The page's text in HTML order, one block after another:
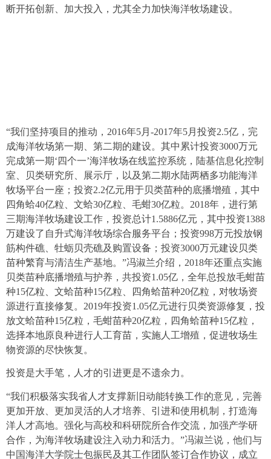
断开拓创新、加大投入，尤其全力加快海洋牧场建设。
“我们坚持项目的推动，2016年5月-2017年5月投资2.5亿，完
成海洋牧场第一期、第二期的建设。其中累计投资3000万元
完成第一期‘四个一’海洋牧场在线监控系统，陆基信息化控制
室、贝类研究所、展示厅，以及第二期水陆两栖多功能海洋
牧场平台一座；投资2.2亿元用于贝类苗种的底播增殖，其中
四角蛤40亿粒、文蛤30亿粒、毛蚶30亿粒。2018年，进行第
三期海洋牧场建设工作，投资总计1.5886亿元，其中投资1388
万建设了自升式海洋牧场综合服务平台；投资998万元投放钢
筋构件礁、牡蛎贝壳礁及购置设备；投资3000万元建设贝类
苗种繁育与清洁生产基地。”冯淑兰介绍，2018年还重点实施
贝类苗种底播增殖与护养，共投资1.05亿，全年总投放毛蚶苗
种15亿粒、文蛤苗种15亿粒、四角蛤苗种20亿粒，对牧场资
源进行直接修复。2019年投资1.05亿元进行贝类资源修复，投
放文蛤苗种15亿粒，毛蚶苗种20亿粒，四角蛤苗种15亿粒，
选择本地原良种进行人工育苗，实施人工增殖，促进牧场生
物资源的尽快恢复。
投资是大手笔，人才的引进更是不遗余力。
“我们积极落实我省人才支撑新旧动能转换工作的意见，完善
更加开放、更加灵活的人才培养、引进和使用机制，打造海
洋人才高地。强化与高校和科研院所合作交流，加强产学研
合作，为海洋牧场建设注入动力和活力。”冯淑兰说，他们与
中国海洋大学院士包振民及其工作团队签订合作协议，成立